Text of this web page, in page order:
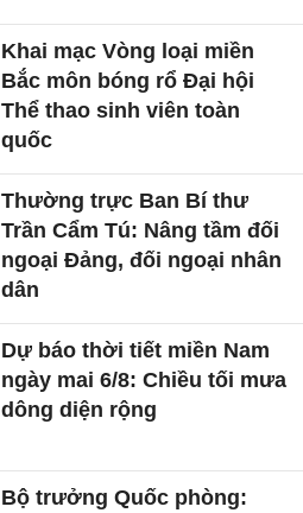
Khai mạc Vòng loại miền
Bắc môn bóng rổ Đại hội
Thể thao sinh viên toàn
quốc
Thường trực Ban Bí thư
Trần Cẩm Tú: Nâng tầm đối
ngoại Đảng, đối ngoại nhân
dân
Dự báo thời tiết miền Nam
ngày mai 6/8: Chiều tối mưa
dông diện rộng
Bộ trưởng Quốc phòng: